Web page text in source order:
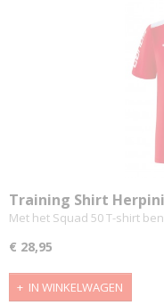
Training Shirt
Met het Squad 50 T-shirt
€ 28,95
IN WINKELWAGEN